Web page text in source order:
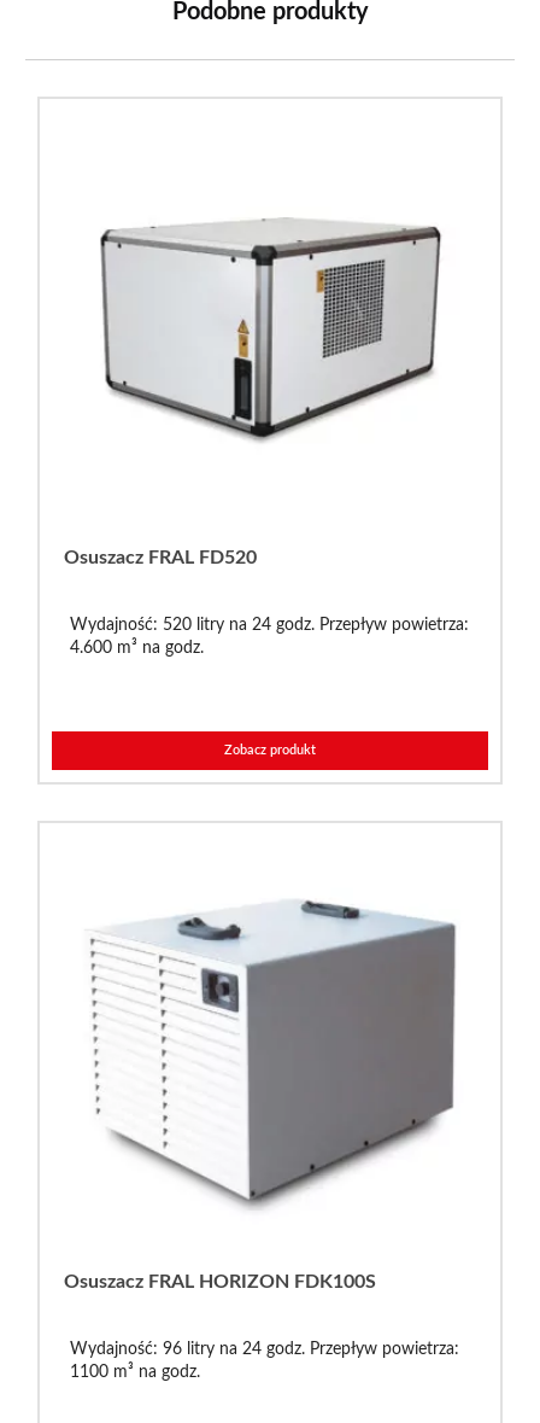
Podobne produkty
Osuszacz FRAL FD520
Wydajność: 520 litry na 24 godz. Przepływ powietrza:
4.600 m³ na godz.
Zobacz produkt
Osuszacz FRAL HORIZON FDK100S
Wydajność: 96 litry na 24 godz. Przepływ powietrza:
1100 m³ na godz.